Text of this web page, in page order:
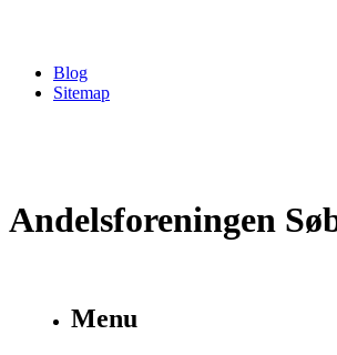
Blog
Sitemap
Andelsforeningen
Menu